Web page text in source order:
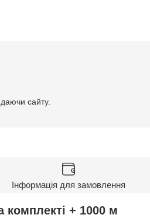
сайту.
Інформація для замовлення
комплекті + 1000 м